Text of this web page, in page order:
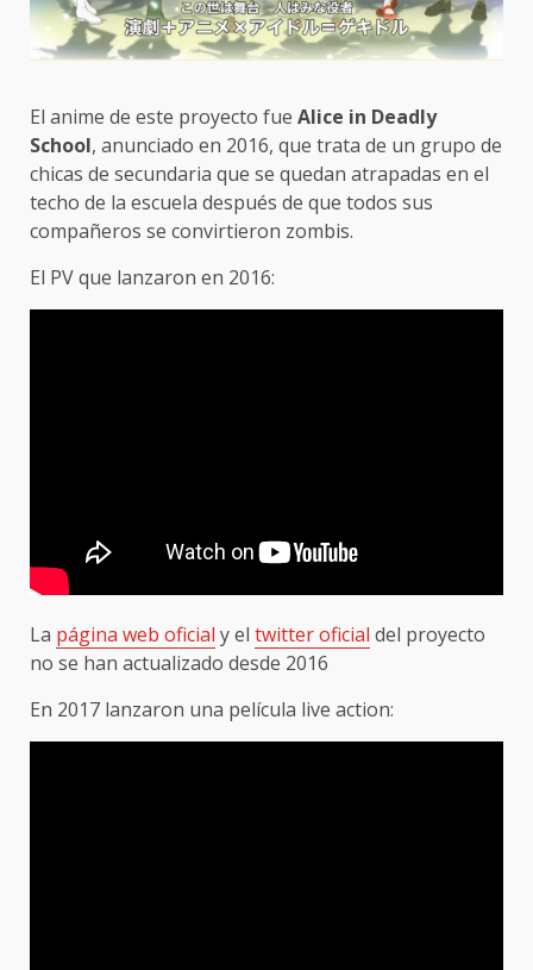
El anime de este proyecto fue Alice in Deadly
School, anunciado en 2016, que trata de un grupo de
chicas de secundaria que se quedan atrapadas en el
techo de la escuela después de que todos sus
compañeros se convirtieron zombis.
El PV que lanzaron en 2016:
La página web oficial y el twitter oficial del proyecto
no se han actualizado desde 2016
En 2017 lanzaron una película live action: